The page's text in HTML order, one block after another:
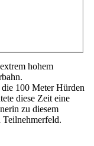
hohem
100 Meter Hürden
diese Zeit eine
zu diesem